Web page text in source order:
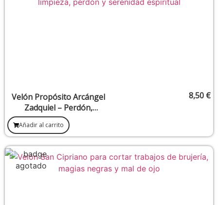
Velón Propósito Arcángel
Zadquiel – Perdón,
transmutación y sanación
emocional
8,50 €
Añadir al carrito